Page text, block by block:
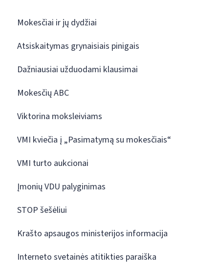
Mokesčiai ir jų dydžiai
Atsiskaitymas grynaisiais pinigais
Dažniausiai užduodami klausimai
Mokesčių ABC
Viktorina moksleiviams
VMI kviečia į „Pasimatymą su mokesčiais“
VMI turto aukcionai
Įmonių VDU palyginimas
STOP šešėliui
Krašto apsaugos ministerijos informacija
Interneto svetainės atitikties paraiška